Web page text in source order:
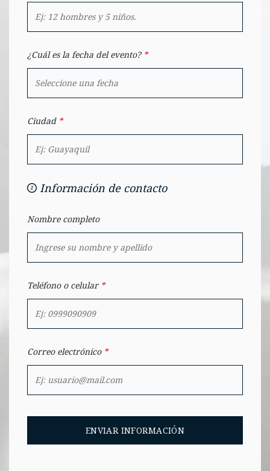
¿Cuál es la fecha del evento? *
Ciudad *
Información de contacto
Nombre completo
Teléfono o celular *
Correo electrónico *